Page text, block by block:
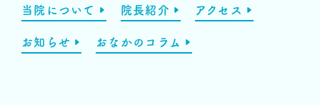
当院について 院長紹介 アクセス
お知らせ おなかのコラム